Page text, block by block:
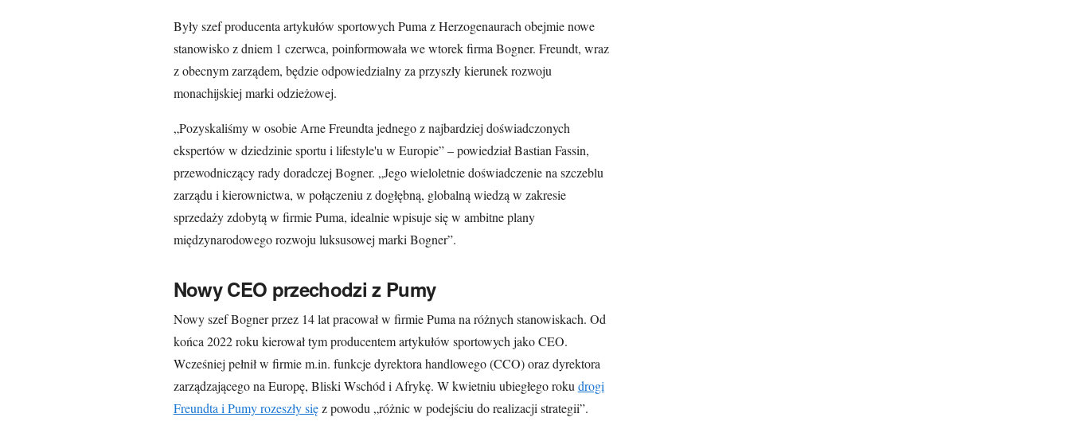
Były szef producenta artykułów sportowych Puma z Herzogenaurach obejmie nowe
stanowisko z dniem 1 czerwca, poinformowała we wtorek firma Bogner. Freundt, wraz
z obecnym zarządem, będzie odpowiedzialny za przyszły kierunek rozwoju
monachijskiej marki odzieżowej.
„Pozyskaliśmy w osobie Arne Freundta jednego z najbardziej doświadczonych
ekspertów w dziedzinie sportu i lifestyle'u w Europie” – powiedział Bastian Fassin,
przewodniczący rady doradczej Bogner. „Jego wieloletnie doświadczenie na szczeblu
zarządu i kierownictwa, w połączeniu z dogłębną, globalną wiedzą w zakresie
sprzedaży zdobytą w firmie Puma, idealnie wpisuje się w ambitne plany
międzynarodowego rozwoju luksusowej marki Bogner”.
Nowy CEO przechodzi z Pumy
Nowy szef Bogner przez 14 lat pracował w firmie Puma na różnych stanowiskach. Od
końca 2022 roku kierował tym producentem artykułów sportowych jako CEO.
Wcześniej pełnił w firmie m.in. funkcje dyrektora handlowego (CCO) oraz dyrektora
zarządzającego na Europę, Bliski Wschód i Afrykę. W kwietniu ubiegłego roku drogi
Freundta i Pumy rozeszły sięz powodu „różnic w podejściu do realizacji strategii”.